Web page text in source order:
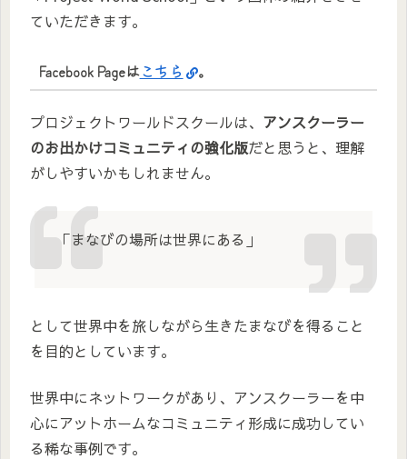
ていただきます。
Facebook Pageはこちら 。
プロジェクトワールドスクールは、 アンスクーラー
のお出かけコミュニティの強化版だと思うと、理解
がしやすいかもしれません。
「まなびの場所は世界にある」
として世界中を旅しながら生きたまなびを得ること
を目的としています。
世界中にネットワークがあり、アンスクーラーを中
心にアットホームなコミュニティ形成に成功してい
る稀な事例です。